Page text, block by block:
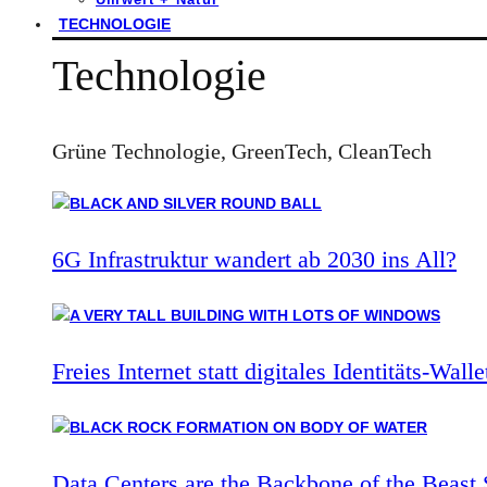
TECHNOLOGIE
Technologie
Grüne Technologie, GreenTech, CleanTech
6G Infrastruktur wandert ab 2030 ins All?
Freies Internet statt digitales Identitäts-